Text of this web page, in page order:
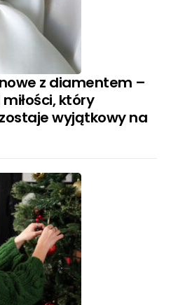
z diamentem –
który
wyjątkowy na